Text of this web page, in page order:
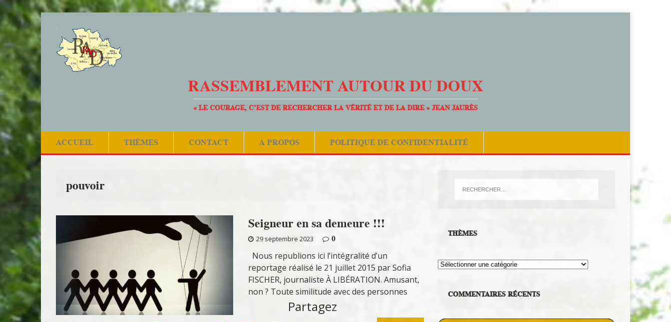
RASSEMBLEMENT AUTOUR DU DOUX
« LE COURAGE, C’EST DE RECHERCHER LA VÉRITÉ ET DE LA DIRE » JEAN JAURÈS
ACCUEIL THÈMES CONTACT A PROPOS POLITIQUE DE CONFIDENTIALITÉ
pouvoir
Seigneur en sa demeure !!!
29 septembre 2023
0
Nous republions ici l’intégralité d’un
reportage réalisé le 21 juillet 2015 par Sofia
FISCHER, journaliste À LIBÉRATION. Amusant,
non ? Toute similitude avec des personnes
Partagez
THÈMES
Thèmes
COMMENTAIRES RÉCENTS